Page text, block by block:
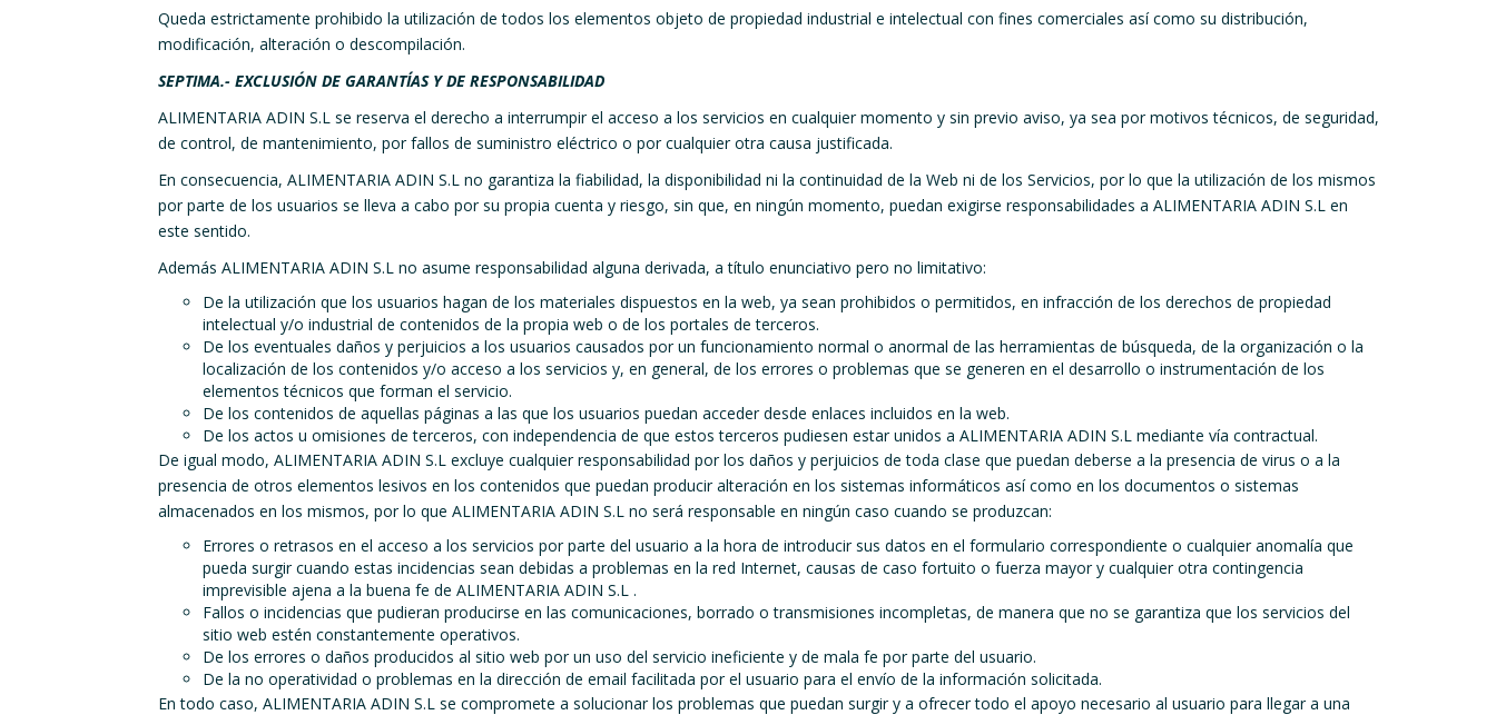
Queda estrictamente prohibido la utilización de todos los elementos objeto de propiedad industrial e intelectual con fines comerciales así como su distribución,
modificación, alteración o descompilación.
SEPTIMA.- EXCLUSIÓN DE GARANTÍAS Y DE RESPONSABILIDAD
ALIMENTARIA ADIN S.L se reserva el derecho a interrumpir el acceso a los servicios en cualquier momento y sin previo aviso, ya sea por motivos técnicos, de seguridad,
de control, de mantenimiento, por fallos de suministro eléctrico o por cualquier otra causa justificada.
En consecuencia, ALIMENTARIA ADIN S.L no garantiza la fiabilidad, la disponibilidad ni la continuidad de la Web ni de los Servicios, por lo que la utilización de los mismos
por parte de los usuarios se lleva a cabo por su propia cuenta y riesgo, sin que, en ningún momento, puedan exigirse responsabilidades a ALIMENTARIA ADIN S.L en
este sentido.
Además ALIMENTARIA ADIN S.L no asume responsabilidad alguna derivada, a título enunciativo pero no limitativo:
De la utilización que los usuarios hagan de los materiales dispuestos en la web, ya sean prohibidos o permitidos, en infracción de los derechos de propiedad
intelectual y/o industrial de contenidos de la propia web o de los portales de terceros.
De los eventuales daños y perjuicios a los usuarios causados por un funcionamiento normal o anormal de las herramientas de búsqueda, de la organización o la
localización de los contenidos y/o acceso a los servicios y, en general, de los errores o problemas que se generen en el desarrollo o instrumentación de los
elementos técnicos que forman el servicio.
De los contenidos de aquellas páginas a las que los usuarios puedan acceder desde enlaces incluidos en la web.
De los actos u omisiones de terceros, con independencia de que estos terceros pudiesen estar unidos a ALIMENTARIA ADIN S.L mediante vía contractual.
De igual modo, ALIMENTARIA ADIN S.L excluye cualquier responsabilidad por los daños y perjuicios de toda clase que puedan deberse a la presencia de virus o a la
presencia de otros elementos lesivos en los contenidos que puedan producir alteración en los sistemas informáticos así como en los documentos o sistemas
almacenados en los mismos, por lo que ALIMENTARIA ADIN S.L no será responsable en ningún caso cuando se produzcan:
Errores o retrasos en el acceso a los servicios por parte del usuario a la hora de introducir sus datos en el formulario correspondiente o cualquier anomalía que
pueda surgir cuando estas incidencias sean debidas a problemas en la red Internet, causas de caso fortuito o fuerza mayor y cualquier otra contingencia
imprevisible ajena a la buena fe de ALIMENTARIA ADIN S.L .
Fallos o incidencias que pudieran producirse en las comunicaciones, borrado o transmisiones incompletas, de manera que no se garantiza que los servicios del
sitio web estén constantemente operativos.
De los errores o daños producidos al sitio web por un uso del servicio ineficiente y de mala fe por parte del usuario.
De la no operatividad o problemas en la dirección de email facilitada por el usuario para el envío de la información solicitada.
En todo caso, ALIMENTARIA ADIN S.L se compromete a solucionar los problemas que puedan surgir y a ofrecer todo el apoyo necesario al usuario para llegar a una